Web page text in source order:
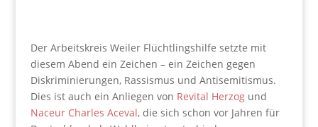
Der Arbeitskreis Weiler Flüchtlingshilfe setzte mit
diesem Abend ein Zeichen – ein Zeichen gegen
Diskriminierungen, Rassismus und Antisemitismus.
Dies ist auch ein Anliegen von Revital Herzogund
Naceur Charles Aceval, die sich schon vor Jahren für